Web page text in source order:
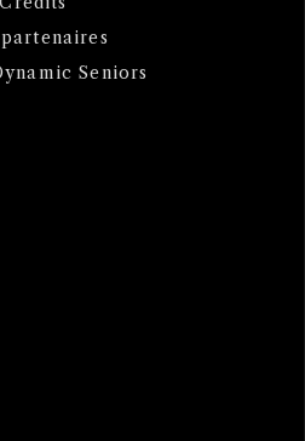
Seniors